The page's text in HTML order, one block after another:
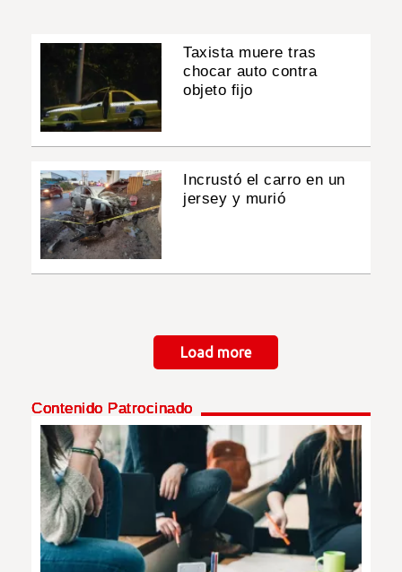
Taxista muere tras
chocar auto contra
objeto fijo
Incrustó el carro en un
jersey y murió
Load more
Contenido Patrocinado